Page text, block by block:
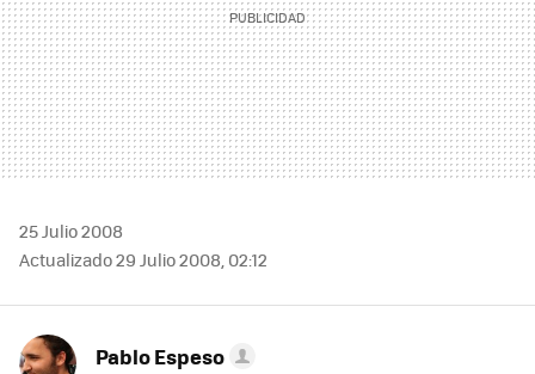
25 Julio 2008
Actualizado 29 Julio 2008, 02:12
Pablo Espeso